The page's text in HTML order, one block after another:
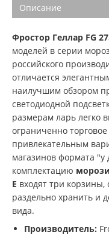
Описание
Фростор Геллар FG
моделей в серии
российского
отличается
наилучшим обзором
светодиодной
размерам ларь легко
ограниченно
привлекательным
магазинов формата
комплектацию
E входят три
раздельно хранить и
вида.
Производитель: